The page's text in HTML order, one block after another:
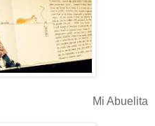
Mi Abuelita